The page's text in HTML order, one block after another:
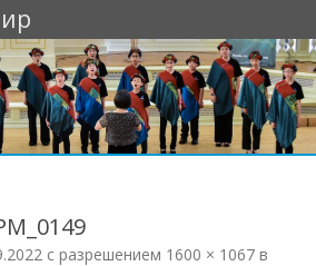
Перейти
с разрешением 1600 × 1067 в